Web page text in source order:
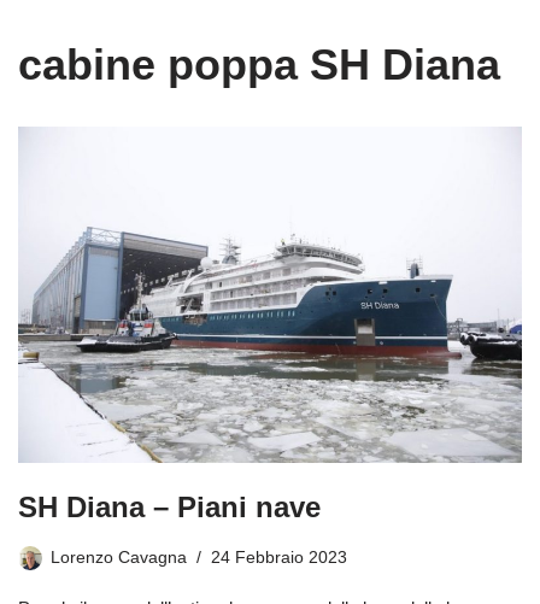
cabine poppa SH Diana
SH Diana – Piani nave
Lorenzo Cavagna 24 Febbraio 2023